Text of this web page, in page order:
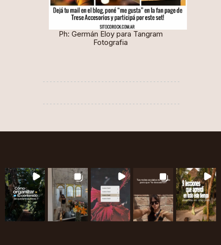
Ph: Germán Eloy para Tangram
Fotografia